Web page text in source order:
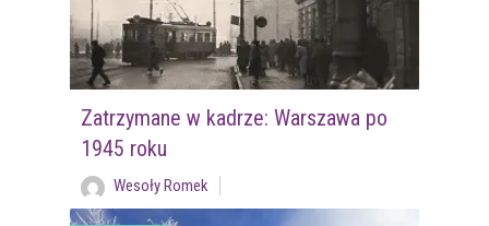
Zatrzymane w kadrze: Warszawa po
1945 roku
Wesoły Romek